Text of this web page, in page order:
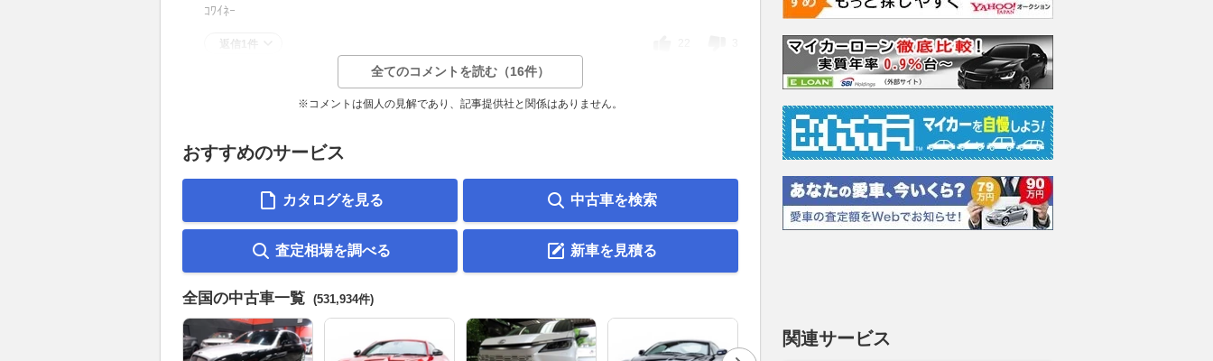
ｺﾜｲﾈｰ
返信1件
全てのコメントを読む（16件）
※コメントは個人の見解であり、記事提供社と関係はありません。
おすすめのサービス
カタログを見る 中古車を検索
査定相場を調べる 新車を見積る
全国の中古車一覧 (531,934件)
関連サービス